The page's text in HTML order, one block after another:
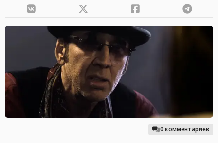
0 комментариев